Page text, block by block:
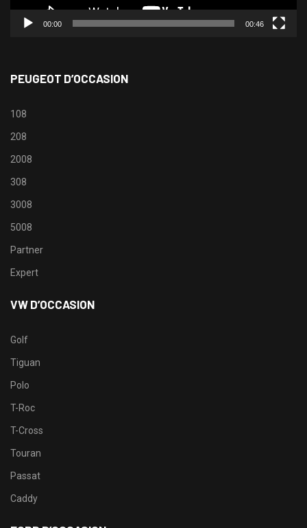
00:00 00:46
PEUGEOT D’OCCASION
108
208
2008
308
3008
5008
Partner
Expert
VW D’OCCASION
Golf
Tiguan
Polo
T-Roc
T-Cross
Touran
Passat
Caddy